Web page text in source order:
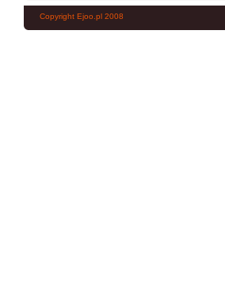
Copyright Ejoo.pl 2008